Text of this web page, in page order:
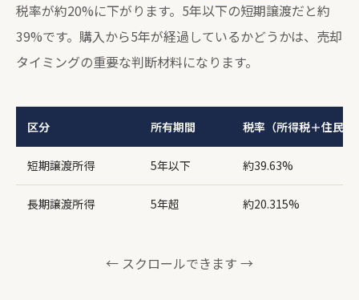
税率が約20%に下がります。5年以下の短期譲渡だと約
39%です。購入から5年が経過しているかどうかは、売却
タイミングの重要な判断材料になります。
区分 所有期間 税率（所得税＋住民税
短期譲渡所得 5年以下 約39.63%
長期譲渡所得 5年超 約20.315%
← スクロールできます →